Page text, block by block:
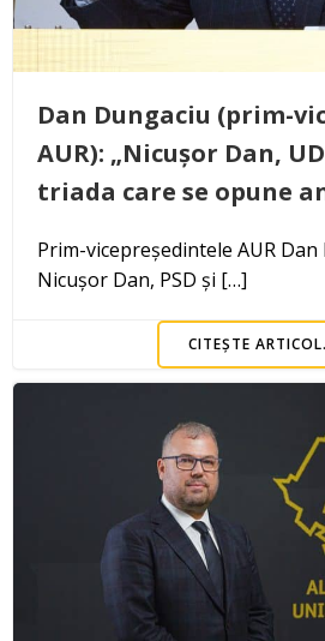
Dan Dungaciu (prim-
AUR): „Nicușor Dan,
triada care se opune
Prim-vicepreședintele AUR Dan
Nicușor Dan, PSD și […]
CITEȘTE